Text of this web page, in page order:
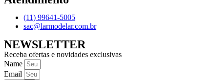
(11) 99641-5005
sac@larmodelar.com.br
NEWSLETTER
Receba ofertas e novidades exclusivas
Name
Email